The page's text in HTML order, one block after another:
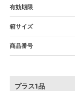
有効期限
箱サイズ
商品番号
プラス1品